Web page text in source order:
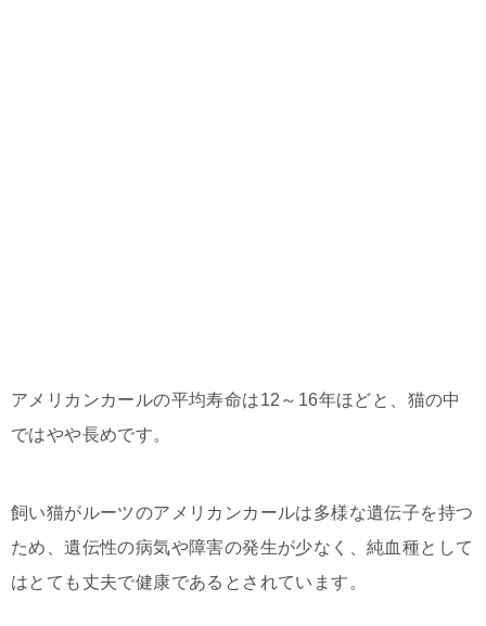
アメリカンカールの平均寿命は12～16年ほどと、猫の中
ではやや長めです。
飼い猫がルーツのアメリカンカールは多様な遺伝子を持つ
ため、遺伝性の病気や障害の発生が少なく、純血種として
はとても丈夫で健康であるとされています。